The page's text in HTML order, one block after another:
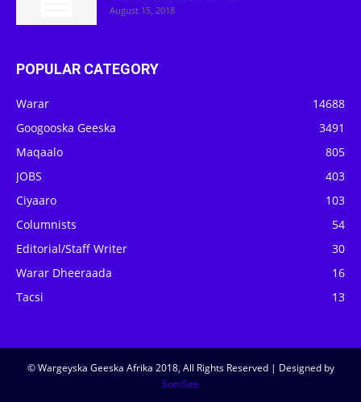
August 15, 2018
POPULAR CATEGORY
Warar
14688
Googooska Geeska
3491
Maqaalo
805
JOBS
403
Ciyaaro
103
Columnists
54
Editorial/Staff Writer
30
Warar Dheeraada
16
Tacsi
13
© Wargeyska Geeska Afrika 2018, All Rights Reserved | Designed by
SomSite